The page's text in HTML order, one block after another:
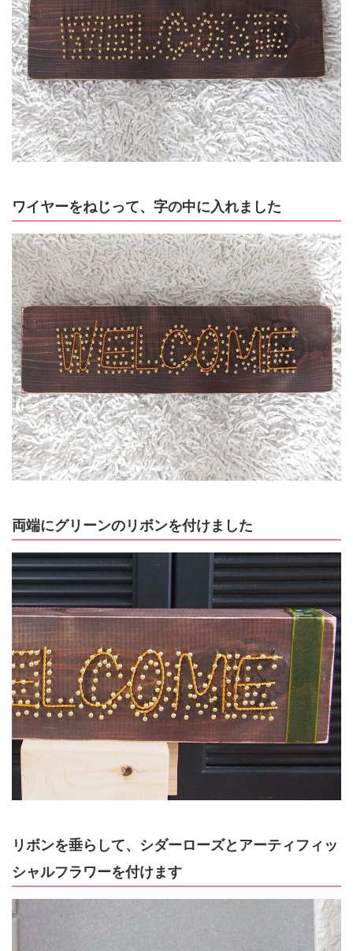
ワイヤーをねじって、字の中に入れました
両端にグリーンのリボンを付けました
リボンを垂らして、シダーローズとアーティフィッ
シャルフラワーを付けます